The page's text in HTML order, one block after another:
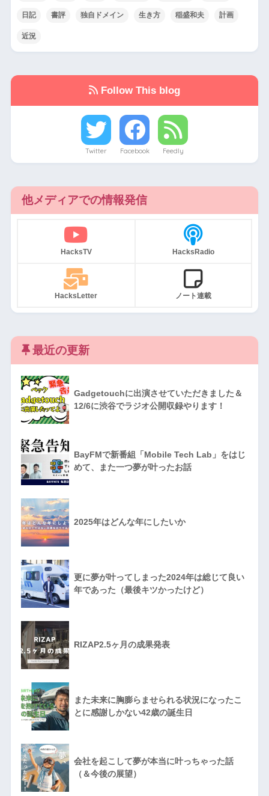
日記 書評 独自ドメイン 生き方 稲盛和夫 計画
近況
Follow This blog
Twitter Facebook Feedly
他メディアでの情報発信
HacksTV HacksRadio
HacksLetter ノート連載
最近の更新
Gadgetouchに出演させていただきました＆
12/6に渋谷でラジオ公開収録やります！
BayFMで新番組「Mobile Tech Lab」をはじ
めて、また一つ夢が叶ったお話
2025年はどんな年にしたいか
更に夢が叶ってしまった2024年は総じて良い
年であった（最後キツかったけど）
RIZAP2.5ヶ月の成果発表
また未来に胸膨らませられる状況になったこ
とに感謝しかない42歳の誕生日
会社を起こして夢が本当に叶っちゃった話
（＆今後の展望）